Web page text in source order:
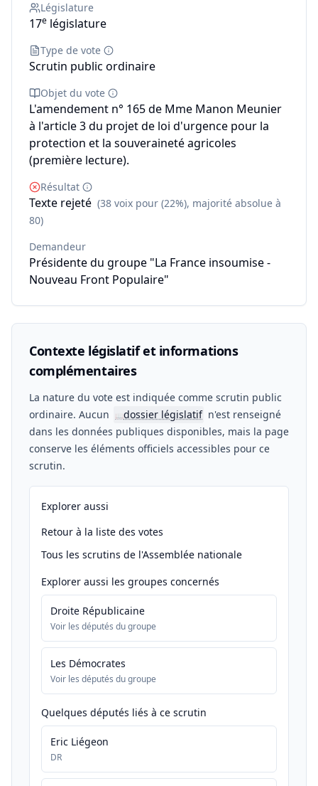
Législature
17e législature
Type de vote
Scrutin public ordinaire
Objet du vote
L'amendement n° 165 de Mme Manon Meunier
à l'article 3 du projet de loi d'urgence pour la
protection et la souveraineté agricoles
(première lecture).
Résultat
Texte rejeté (38 voix pour (22%), majorité absolue à
80)
Demandeur
Présidente du groupe "La France insoumise -
Nouveau Front Populaire"
Contexte législatif et informations
complémentaires
La nature du vote est indiquée comme scrutin public
ordinaire. Aucun
📖dossier législatif n'est renseigné
dans les données publiques disponibles, mais la page
conserve les éléments officiels accessibles pour ce
scrutin.
Explorer aussi
Retour à la liste des votes
Tous les scrutins de l'Assemblée nationale
Explorer aussi les groupes concernés
Droite Républicaine
Voir les députés du groupe
Les Démocrates
Voir les députés du groupe
Quelques députés liés à ce scrutin
Eric Liégeon
DR